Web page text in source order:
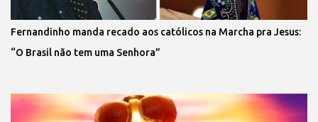
Fernandinho manda recado aos católicos na Marcha pra Jesus:
“O Brasil não tem uma Senhora”